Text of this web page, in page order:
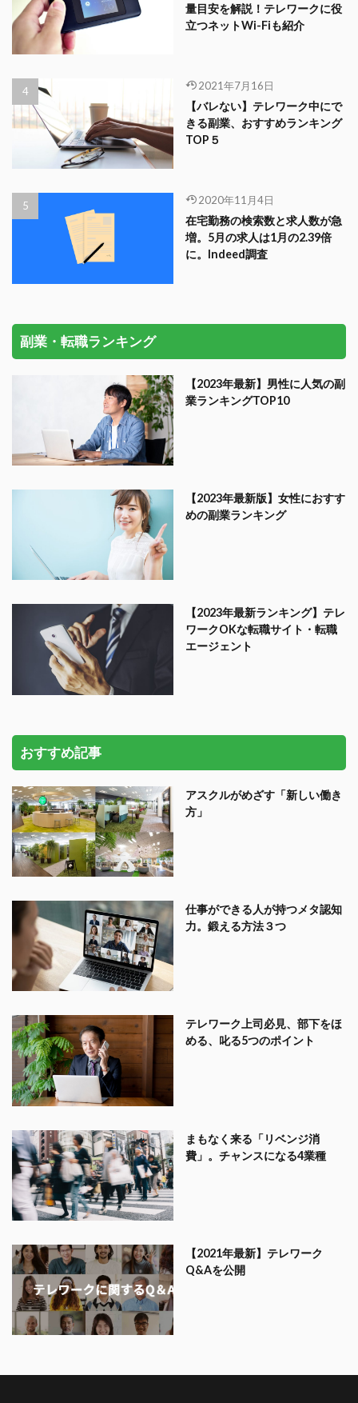
量目安を解説！テレワークに役
立つネットWi-Fiも紹介
2021年7月16日
【バレない】テレワーク中にで
きる副業、おすすめランキング
TOP５
2020年11月4日
在宅勤務の検索数と求人数が急
増。5月の求人は1月の2.39倍
に。Indeed調査
副業・転職ランキング
【2023年最新】男性に人気の副
業ランキングTOP10
【2023年最新版】女性におすす
めの副業ランキング
【2023年最新ランキング】テレ
ワークOKな転職サイト・転職
エージェント
おすすめ記事
アスクルがめざす「新しい働き
方」
仕事ができる人が持つメタ認知
力。鍛える方法３つ
テレワーク上司必見、部下をほ
める、叱る5つのポイント
まもなく来る「リベンジ消
費」。チャンスになる4業種
【2021年最新】テレワーク
Q&Aを公開